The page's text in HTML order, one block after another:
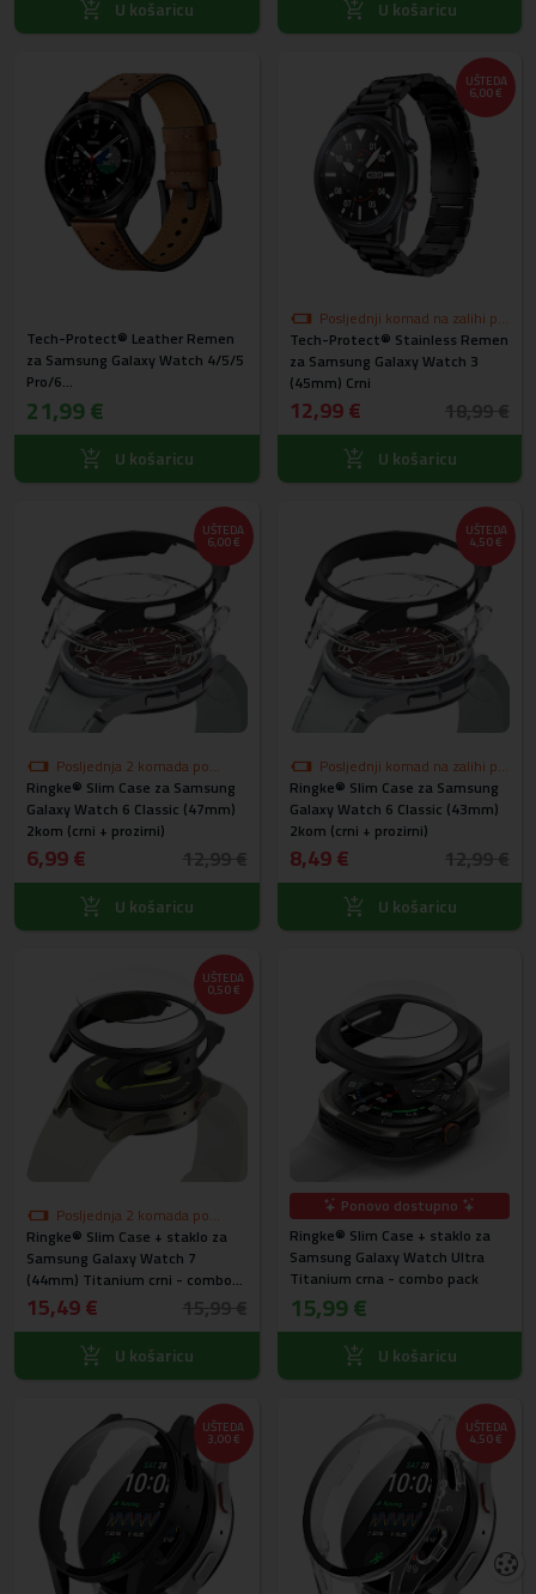
U košaricu U košaricu
Tech-Protect® Leather Remen
za Samsung Galaxy Watch 4/5/5
Pro/6
(40/42/43/44/45/46/47mm)
Smeđi
21,99 €
U košaricu
UŠTEDA
6,00 €
Posljednji komad na zalihi po
akcijskoj cijeni
Tech-Protect® Stainless Remen
za Samsung Galaxy Watch 3
(45mm) Crni
12,99 €
U košaricu
UŠTEDA
6,00 €
Posljednja 2 komada po
akcijskoj cijeni
Ringke® Slim Case za Samsung
Galaxy Watch 6 Classic (47mm)
2kom (crni + prozirni)
6,99 €
U košaricu
UŠTEDA
4,50 €
Posljednji komad na zalihi po
akcijskoj cijeni
Ringke® Slim Case za Samsung
Galaxy Watch 6 Classic (43mm)
2kom (crni + prozirni)
8,49 €
U košaricu
UŠTEDA
0,50 €
Posljednja 2 komada po
akcijskoj cijeni
Ringke® Slim Case + staklo za
Samsung Galaxy Watch 7
(44mm) Titanium crni - combo
pack
15,49 €
U košaricu
Ponovo dostupno
Ringke® Slim Case + staklo za
Samsung Galaxy Watch Ultra
Titanium crna - combo pack
15,99 €
U košaricu
UŠTEDA
3,00 €
UŠTEDA
4,50 €